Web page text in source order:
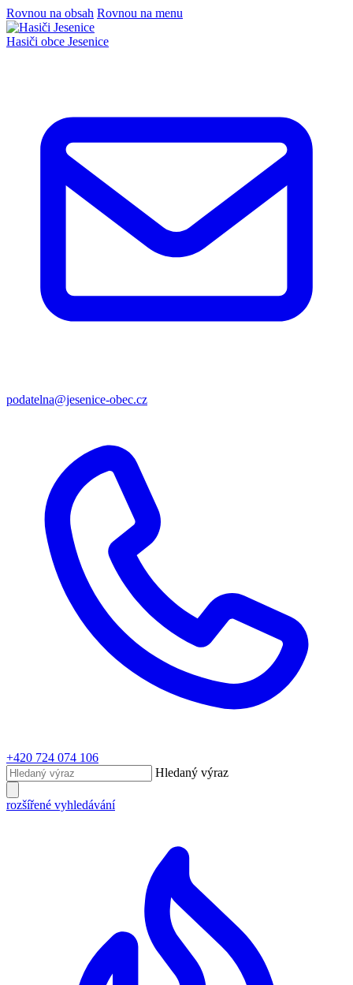
Rovnou na obsah Rovnou na menu
Hasiči obce Jesenice
podatelna@jesenice-obec.cz
+420 724 074 106
Hledaný výraz
rozšířené vyhledávání